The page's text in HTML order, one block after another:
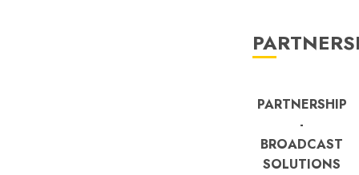
PARTNERSHIP
-
BROADCAST
SOLUTIONS